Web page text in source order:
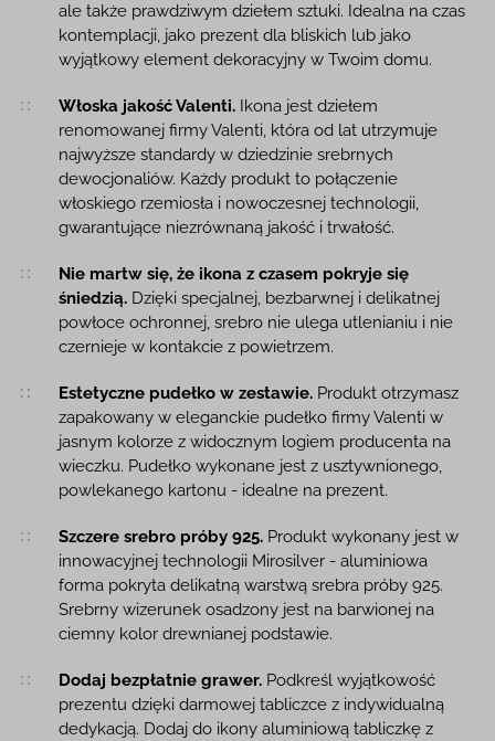
ale także prawdziwym dziełem sztuki. Idealna na czas
kontemplacji, jako prezent dla bliskich lub jako
wyjątkowy element dekoracyjny w Twoim domu.
Włoska jakość Valenti.Ikona jest dziełem
renomowanej firmy Valenti, która od lat utrzymuje
najwyższe standardy w dziedzinie srebrnych
dewocjonaliów. Każdy produkt to połączenie
włoskiego rzemiosła i nowoczesnej technologii,
gwarantujące niezrównaną jakość i trwałość.
Nie martw się, że ikona z czasem pokryje się
śniedzią.Dzięki specjalnej, bezbarwnej i delikatnej
powłoce ochronnej, srebro nie ulega utlenianiu i nie
czernieje w kontakcie z powietrzem.
Estetyczne pudełko w zestawie.Produkt otrzymasz
zapakowany w eleganckie pudełko firmy Valenti w
jasnym kolorze z widocznym logiem producenta na
wieczku. Pudełko wykonane jest z usztywnionego,
powlekanego kartonu - idealne na prezent.
Szczere srebro próby 925.Produkt wykonany jest w
innowacyjnej technologii Mirosilver - aluminiowa
forma pokryta delikatną warstwą srebra próby 925.
Srebrny wizerunek osadzony jest na barwionej na
ciemny kolor drewnianej podstawie.
Dodaj bezpłatnie grawer.Podkreśl wyjątkowość
prezentu dzięki darmowej tabliczce z indywidualną
dedykacją. Dodaj do ikony aluminiową tabliczkę z